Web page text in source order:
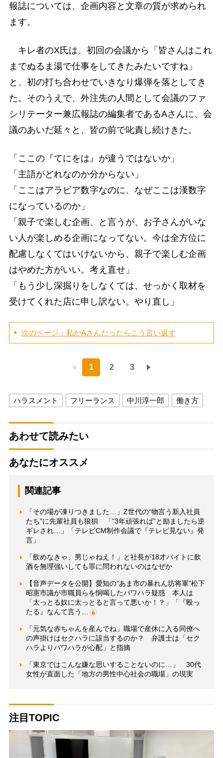
報誌については、企画内容と文章の質が求められ
ます。
キレ者のX氏は、初回の会議から「皆さんはこれ
までぬるま湯で仕事をしてきたみたいですね」
と、初の打ち合わせでいきなり爆弾を落としてき
た。そのうえで、外注先の人間として会議のファ
シリテーター兼広報誌の編集者であるAさんに、会
議のあいだ延々と、皆の前で叱責し続けきた。
「ここの『てにをは』が違うではないか」
「主語がどれなのか分からない」
「ここはアラビア数字なのに、なぜここは漢数字
になっているのか」
「親子で楽しむ企画、と言うが、お子さんがいな
い人が楽しめる企画になってない。今は全方位に
配慮しなくてはいけないから、親子で楽しむ企画
はやめた方がいい。考え直せ」
「もう少し深掘りをしなくては、せっかく取材を
受けてくれた店に申し訳ない。やり直し」
次のページ：私がAさんだったらこう言い返す
1 2 3
ハラスメント フリーランス 中川淳一郎 働き方
あわせて読みたい
あなたにオススメ
関連記事
「その場が凍りつきました…」Z世代の“物言う新入社員
たち”に先輩社員も狼狽 「“3年頑張れば”と励ましたら逆
ギレされ…」「テレビCM制作会議で『テレビ見ない』発
言」
「飲めなきゃ、男じゃねえ！」と社長が18才バイトに飲
酒を無理強いしても罪に問われないのはなぜか
【音声データを公開】愛知の“あま市の暴れん坊将軍”松下
昭憲市議が市職員らを恫喝したパワハラ疑惑 本人は
「太っとる奴に太っとると言って悪いか！？」「『殴っ
たる』なんて言う…
「元気な赤ちゃんを産んでね」職場で産休に入る同僚へ
の声掛けはセクハラに該当するのか？ 弁護士は「セク
ハラよりパワハラが心配」と指摘
「東京ではこんな嫌な思いすることないのに…」 30代
女性が直面した「地方の男性中心社会の職場」の現実
注目TOPIC